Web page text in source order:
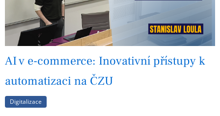
AI v e-commerce: Inovativní přístupy k
automatizaci na ČZU
Digitalizace